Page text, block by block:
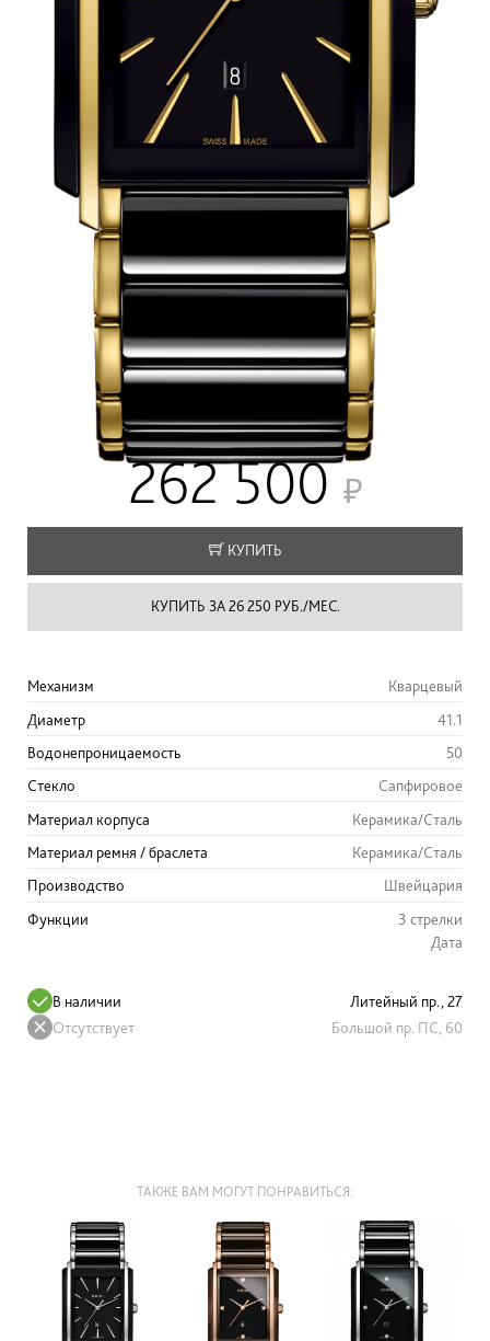
262 500
КУПИТЬ
КУПИТЬ ЗА 26 250 РУБ./МЕС.
Механизм
Кварцевый
Диаметр
41.1
Водонепроницаемость
50
Стекло
Сапфировое
Материал корпуса
Керамика/Сталь
Материал ремня / браслета
Керамика/Сталь
Производство
Швейцария
Функции
3 стрелки
Дата
В наличии
Литейный пр., 27
Отсутствует
Большой пр. ПС, 60
ТАКЖЕ ВАМ МОГУТ ПОНРАВИТЬСЯ: